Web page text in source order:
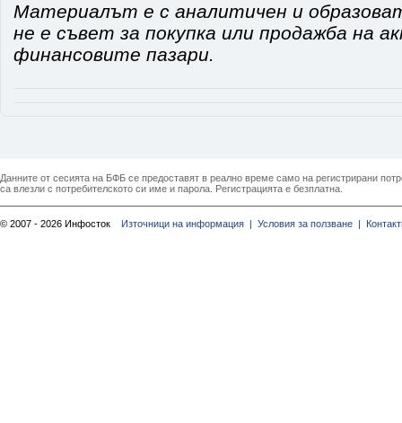
Материалът е с аналитичен и
не е съвет за покупка или продажба на
финансовите пазари.
Данните от сесията на БФБ се предоставят в реално време само на регистрирани
са влезли с потребителското си име и парола. Регистрацията е безплатна.
© 2007 - 2026 Инфосток Източници на информация | Условия за ползване |